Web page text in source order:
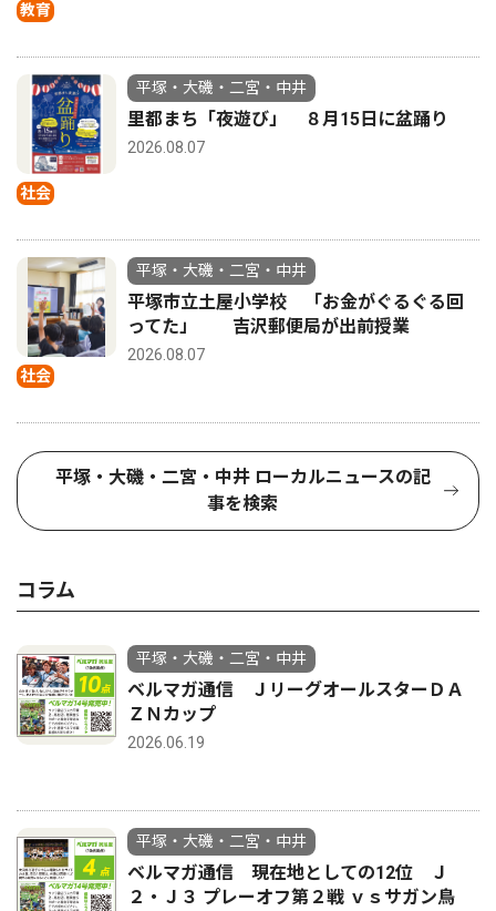
教育
社会
平塚・大磯・二宮・中井
里都まち「夜遊び」 ８月15日に盆踊り
2026.08.07
社会
平塚・大磯・二宮・中井
平塚市立土屋小学校 「お金がぐるぐる回
ってた」 吉沢郵便局が出前授業
2026.08.07
平塚・大磯・二宮・中井 ローカルニュースの記
事を検索
コラム
平塚・大磯・二宮・中井
ベルマガ通信 ＪリーグオールスターＤＡ
ＺＮカップ
2026.06.19
平塚・大磯・二宮・中井
ベルマガ通信 現在地としての12位 Ｊ
２・Ｊ３ プレーオフ第２戦 ｖｓサガン鳥